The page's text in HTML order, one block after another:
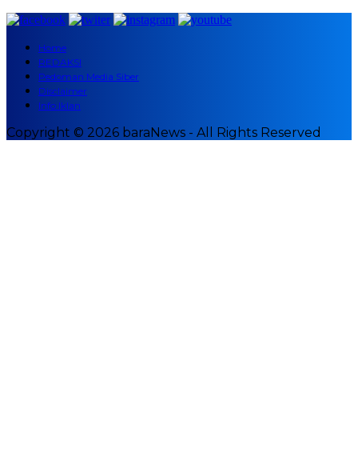
Home
REDAKSI
Pedoman Media Siber
Disclaimer
Info Iklan
Copyright © 2026 baraNews - All Rights Reserved